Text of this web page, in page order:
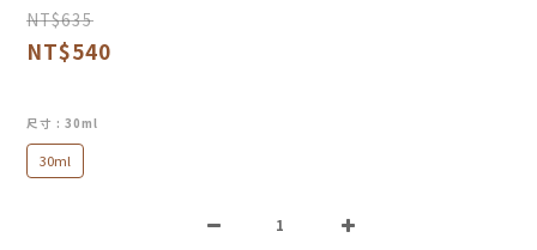
NT$635
NT$540
尺寸 : 30ml
30ml